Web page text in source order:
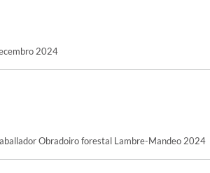
2024
Obradoiro forestal Lambre-Mandeo 2024